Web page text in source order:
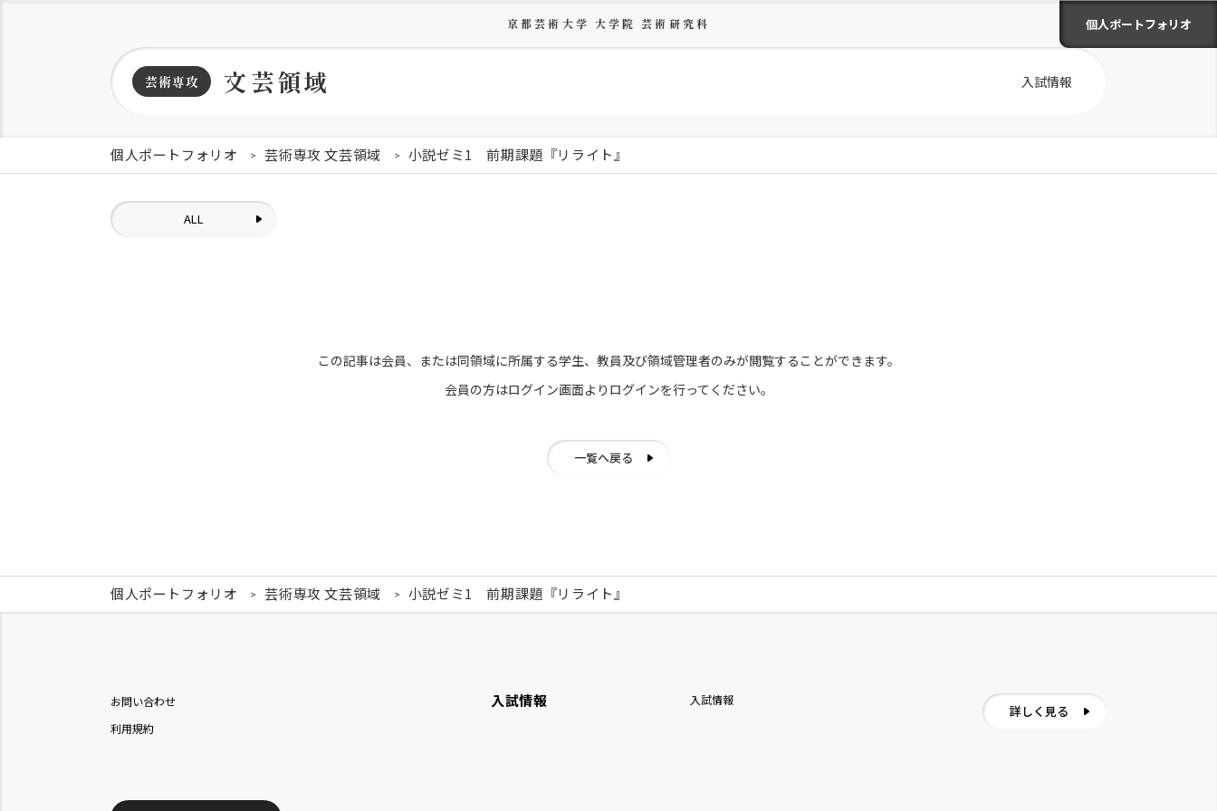
京都芸術大学 大学院 芸術研究科 個人ポートフォリオ
芸術専攻 文芸領域 入試情報
個人ポートフォリオ 芸術専攻 文芸領域 小説ゼミ1 前期課題『リライト』
ALL
この記事は会員、または同領域に所属する学生、教員及び領域管理者のみが閲覧することができます。
会員の方はログイン画面より ログインを行ってください。
一覧へ戻る
個人ポートフォリオ 芸術専攻 文芸領域 小説ゼミ1 前期課題『リライト』
お問い合わせ
利用規約
入試情報 入試情報
詳しく見る